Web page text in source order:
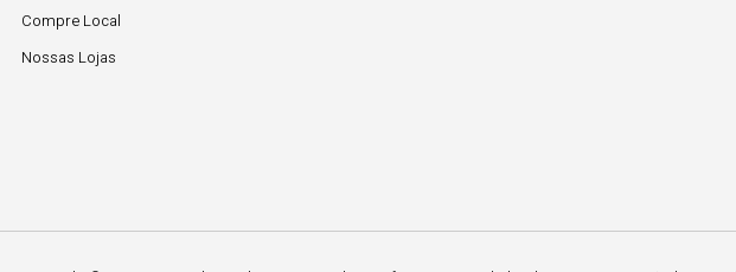
Compre Local
Nossas Lojas